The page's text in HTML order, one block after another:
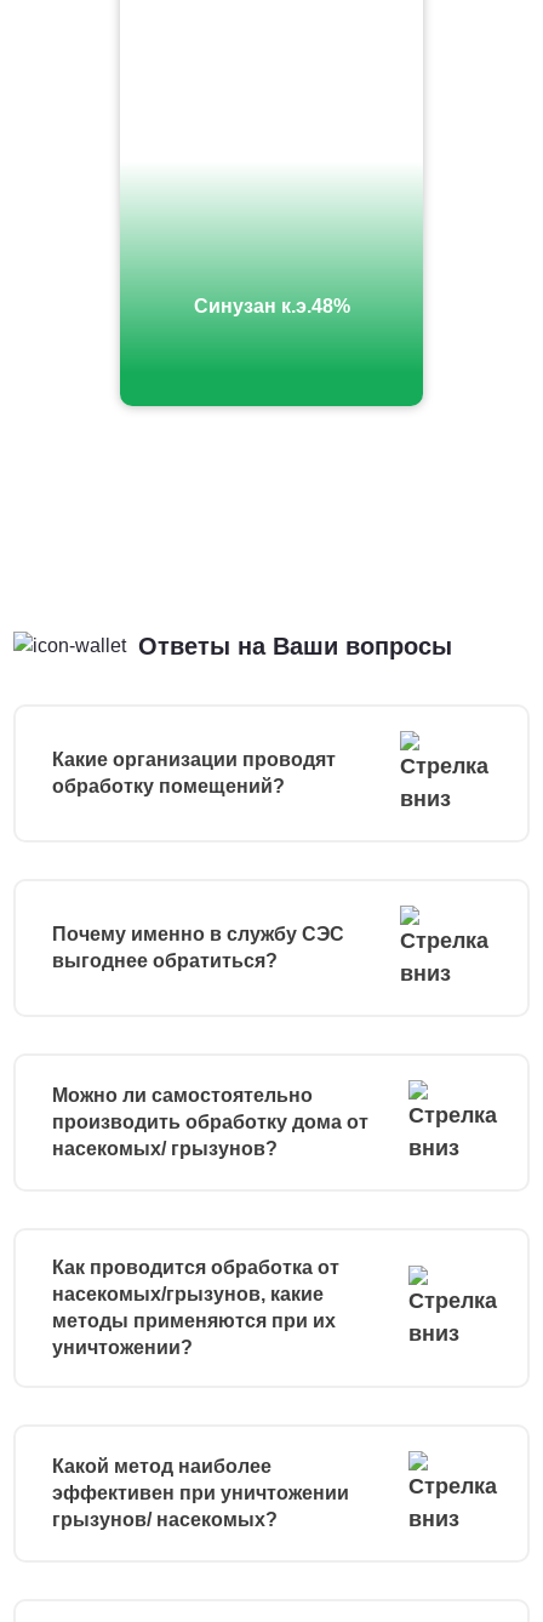
Синузан к.э.48%
Ответы на Ваши вопросы
Какие организации проводят
обработку помещений?
Почему именно в службу СЭС
выгоднее обратиться?
Можно ли самостоятельно
производить обработку дома от
насекомых/ грызунов?
Как проводится обработка от
насекомых/грызунов, какие
методы применяются при их
уничтожении?
Какой метод наиболее
эффективен при уничтожении
грызунов/ насекомых?